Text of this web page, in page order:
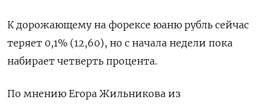
К дорожающему на форексе юаню рубль сейчас
теряет 0,1% (12,60), но с начала недели пока
набирает четверть процента.
По мнению Егора Жильникова из